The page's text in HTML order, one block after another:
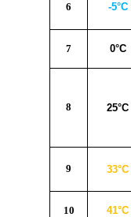
6 -5°C
7 0°C
8 25°C
9 33°C
10 41°C